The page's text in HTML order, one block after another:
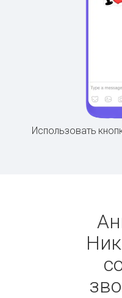
Использовать